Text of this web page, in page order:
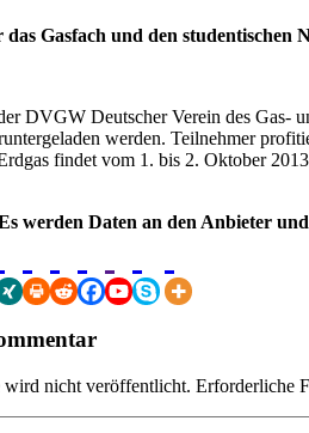
Gasfach und den studentischen
DVGW Deutscher Verein des Gas-
werden. Teilnehmer
findet vom 1. bis 2. Oktober
werden Daten an den Anbieter
nicht veröffentlicht. Erforderliche